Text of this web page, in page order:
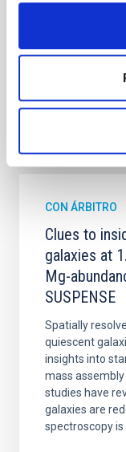
Fecha de
BIBCODE
CON ÁRBITRO
Clues to
galaxies at
Mg-
SUSPENSE
Spatially
quiescent
insights into
mass
studies have
galaxies are
spectroscopy